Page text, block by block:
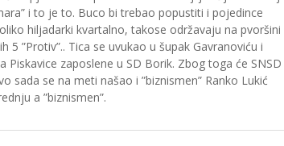
i to je to. Buco bi trebao popustiti i pojedince
hiljadarki kvartalno, takose održavaju na pvoršini
”Protiv”.. Tica se uvukao u šupak Gavranoviću i
zaposlene u SD Borik. Zbog toga će SNSD
sada se na meti našao i ”biznismen” Ranko Lukić
a ”biznismen”.